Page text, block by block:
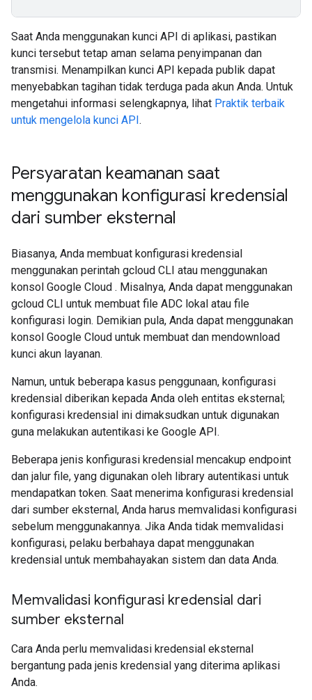
Saat Anda menggunakan kunci API di aplikasi, pastikan
kunci tersebut tetap aman selama penyimpanan dan
transmisi. Menampilkan kunci API kepada publik dapat
menyebabkan tagihan tidak terduga pada akun Anda. Untuk
mengetahui informasi selengkapnya, lihat Praktik terbaik
untuk mengelola kunci API.
Persyaratan keamanan saat
menggunakan konfigurasi kredensial
dari sumber eksternal
Biasanya, Anda membuat konfigurasi kredensial
menggunakan perintah gcloud CLI atau menggunakan
konsol Google Cloud . Misalnya, Anda dapat menggunakan
gcloud CLI untuk membuat file ADC lokal atau file
konfigurasi login. Demikian pula, Anda dapat menggunakan
konsol Google Cloud untuk membuat dan mendownload
kunci akun layanan.
Namun, untuk beberapa kasus penggunaan, konfigurasi
kredensial diberikan kepada Anda oleh entitas eksternal;
konfigurasi kredensial ini dimaksudkan untuk digunakan
guna melakukan autentikasi ke Google API.
Beberapa jenis konfigurasi kredensial mencakup endpoint
dan jalur file, yang digunakan oleh library autentikasi untuk
mendapatkan token. Saat menerima konfigurasi kredensial
dari sumber eksternal, Anda harus memvalidasi konfigurasi
sebelum menggunakannya. Jika Anda tidak memvalidasi
konfigurasi, pelaku berbahaya dapat menggunakan
kredensial untuk membahayakan sistem dan data Anda.
Memvalidasi konfigurasi kredensial dari
sumber eksternal
Cara Anda perlu memvalidasi kredensial eksternal
bergantung pada jenis kredensial yang diterima aplikasi
Anda.